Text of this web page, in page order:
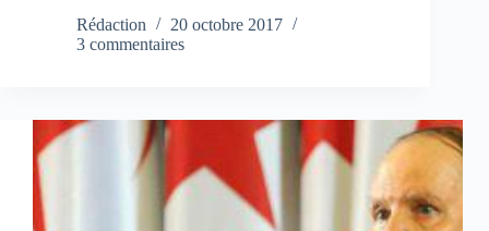
Rédaction
20 octobre 2017
3 commentaires